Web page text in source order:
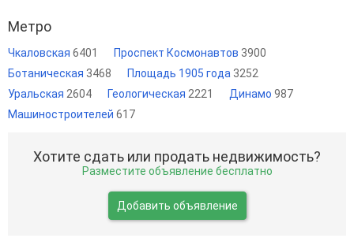
Метро
Чкаловская 6401 Проспект Космонавтов 3900
Ботаническая 3468 Площадь 1905 года 3252
Уральская 2604 Геологическая 2221 Динамо 987
Машиностроителей 617
Хотите сдать или продать недвижимость?
Разместите объявление бесплатно
Добавить объявление